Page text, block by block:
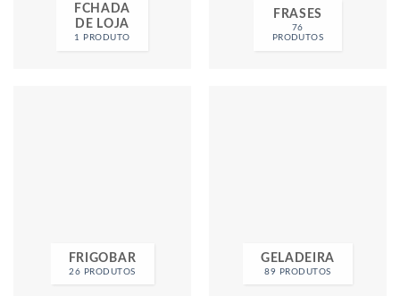
FCHADA
DE LOJA
1 PRODUTO
FRASES
76
PRODUTOS
FRIGOBAR
26 PRODUTOS
GELADEIRA
89 PRODUTOS